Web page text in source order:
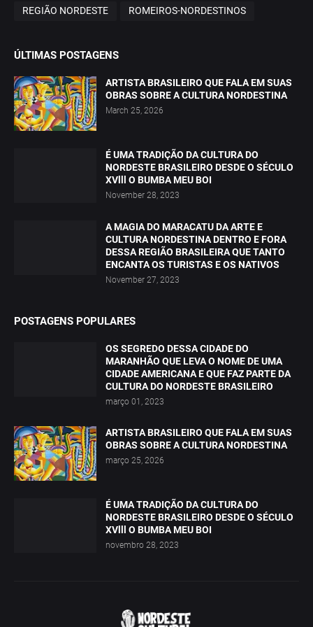
REGIÃO NORDESTE ROMEIROS-NORDESTINOS
ÚLTIMAS POSTAGENS
ARTISTA BRASILEIRO QUE FALA EM SUAS
OBRAS SOBRE A CULTURA NORDESTINA
March 25, 2026
É UMA TRADIÇÃO DA CULTURA DO
NORDESTE BRASILEIRO DESDE O SÉCULO
XVlll O BUMBA MEU BOI
November 28, 2023
A MAGIA DO MARACATU DA ARTE E
CULTURA NORDESTINA DENTRO E FORA
DESSA REGIÃO BRASILEIRA QUE TANTO
ENCANTA OS TURISTAS E OS NATIVOS
November 27, 2023
POSTAGENS POPULARES
OS SEGREDO DESSA CIDADE DO
MARANHÃO QUE LEVA O NOME DE UMA
CIDADE AMERICANA E QUE FAZ PARTE DA
CULTURA DO NORDESTE BRASILEIRO
março 01, 2023
ARTISTA BRASILEIRO QUE FALA EM SUAS
OBRAS SOBRE A CULTURA NORDESTINA
março 25, 2026
É UMA TRADIÇÃO DA CULTURA DO
NORDESTE BRASILEIRO DESDE O SÉCULO
XVlll O BUMBA MEU BOI
novembro 28, 2023